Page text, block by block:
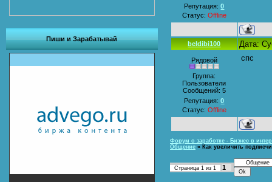
Пиши и Зарабатывай
Репутация:0
Статус: Offline
beldibi100 Дата:
Рядовой
Группа:
Пользователи
Сообщений: 5
Репутация:0
Статус: Offline
спс
Форум о заработке - Бизнес в
Общение » Как увеличить
Страница 1 из 1 1